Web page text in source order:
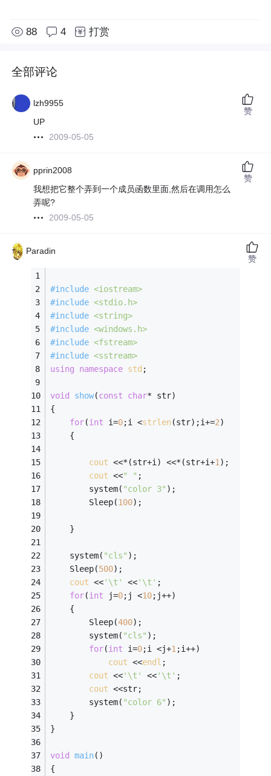
88 4 打赏
全部评论
lzh9955
UP
2009-05-05
赞
pprin2008
我想把它整个弄到一个成员函数里面,然后在调用怎么
弄呢?
2009-05-05
赞
Paradin
#include <iostream>
#include <stdio.h>
#include <string>
#include <windows.h>
#include <fstream>
#include <sstream>
using
namespace std ;
void show(const char* str)
{
for(int i=0;i <strlen(str);i+=2)
	{
cout <<*(str+i) <<*(str+i+1);
cout <<" " ;
		system(
"color 3" );
		Sleep(
100);
	}
	system(
"cls" );
	Sleep(
500);
cout <<'\t' <<'\t' ;
for(int j=0;j <10;j++)
	{
		Sleep(
400);
		system(
"cls" );
for(int i=0;i <j+1;i++)
cout <<endl ;
cout <<'\t' <<'\t' ;
cout <<str;
		system(
"color 6" );
	}
}
void main()
{
赞